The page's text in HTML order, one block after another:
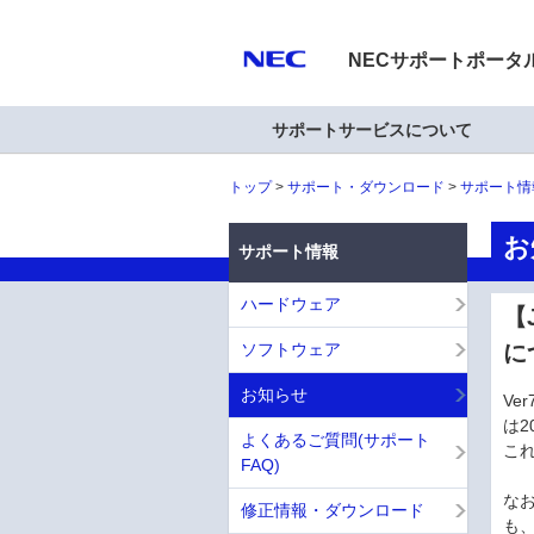
NECサポートポータ
サポートサービスについて
トップ サポート・ダウンロード サポート
に
は
こ
な
も
サポート情報
ハードウェア
ソフトウェア
お知らせ
よくあるご質問(サポート
FAQ)
修正情報・ダウンロード